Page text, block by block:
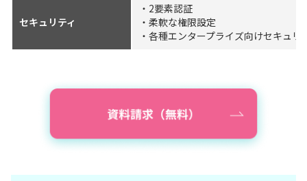
セキュリティ
・2要素認証
・柔軟な権限設定
・各種エンタープライズ向けセキュリ